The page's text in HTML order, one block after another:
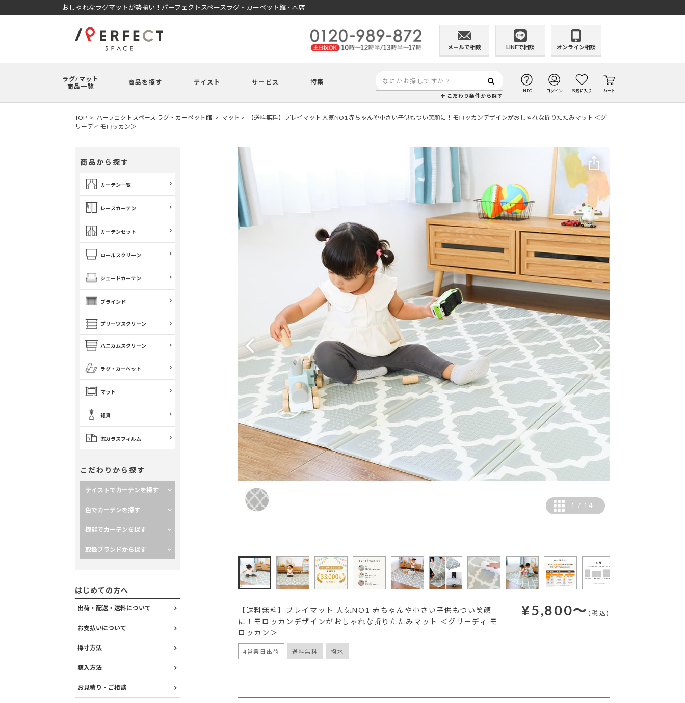
おしゃれなラグマットが勢揃い！パーフェクトスペースラグ・カーペット館 - 本店
メールで相談 LINEで相談 オンライン相談
ラグ/マット
商品一覧
商品を探す テイスト サービス 特集
こだわり条件から探す
INFO ログイン お気に入り カート
TOP パーフェクトスペース ラグ・カーペット館 マット
【送料無料】プレイマット 人気NO1 赤ちゃんや小さい子供もつい笑顔に！モロッカンデザインがおしゃれな折りたたみマット ＜グ
リーディ モロッカン＞
商品から探す
カーテン一覧
レースカーテン
カーテンセット
ロールスクリーン
シェードカーテン
ブラインド
プリーツスクリーン
ハニカムスクリーン
ラグ・カーペット
マット
雑貨
窓ガラスフィルム
こだわりから探す
テイストでカーテンを探す
色でカーテンを探す
機能でカーテンを探す
取扱ブランドから探す
はじめての方へ
出荷・配送・送料について
お支払いについて
採寸方法
購入方法
お見積り・ご相談
1 / 14
【送料無料】プレイマット 人気NO1 赤ちゃんや小さい子供もつい笑顔
に！モロッカンデザインがおしゃれな折りたたみマット ＜グリーディ モ
ロッカン＞
4営業日出荷 送料無料 撥水
¥5,800～(税込)